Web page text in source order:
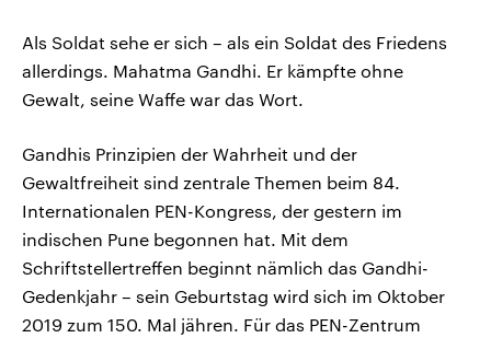
Als Soldat sehe er sich – als ein Soldat des Friedens
allerdings. Mahatma Gandhi. Er kämpfte ohne
Gewalt, seine Waffe war das Wort.
Gandhis Prinzipien der Wahrheit und der
Gewaltfreiheit sind zentrale Themen beim 84.
Internationalen PEN-Kongress, der gestern im
indischen Pune begonnen hat. Mit dem
Schriftstellertreffen beginnt nämlich das Gandhi-
Gedenkjahr – sein Geburtstag wird sich im Oktober
2019 zum 150. Mal jähren. Für das PEN-Zentrum